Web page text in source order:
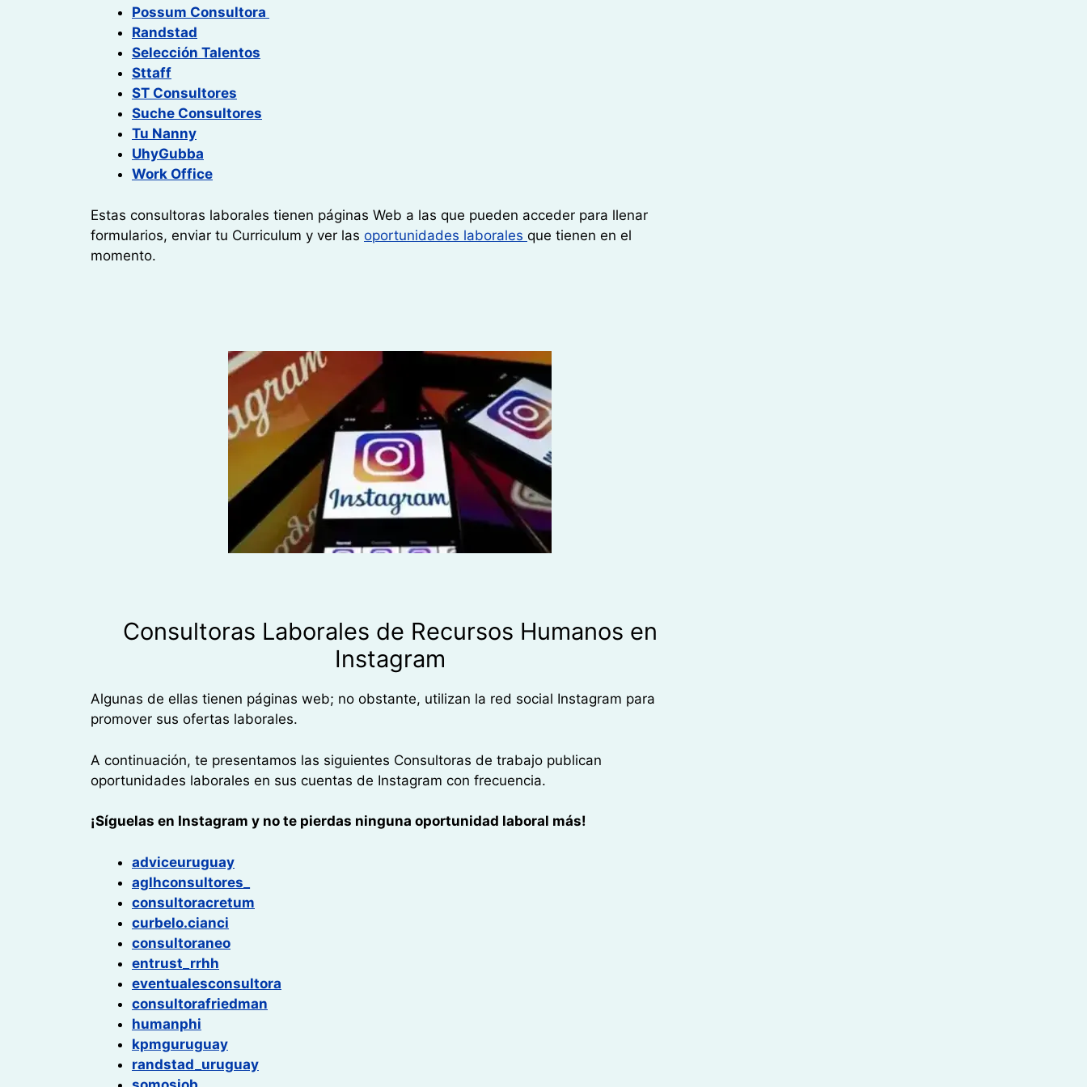
Possum Consultora
Randstad
Selección Talentos
Sttaff
ST Consultores
Suche Consultores
Tu Nanny
UhyGubba
Work Office
Estas consultoras laborales tienen páginas Web a las que pueden acceder para llenar
formularios, enviar tu Curriculum y ver las oportunidades laborales que tienen en el
momento.
Consultoras Laborales de Recursos Humanos en
Instagram
Algunas de ellas tienen páginas web; no obstante, utilizan la red social Instagram para
promover sus ofertas laborales.
A continuación, te presentamos las siguientes Consultoras de trabajo publican
oportunidades laborales en sus cuentas de Instagram con frecuencia.
¡Síguelas en Instagram y no te pierdas ninguna oportunidad laboral más!
adviceuruguay
aglhconsultores_
consultoracretum
curbelo.cianci
consultoraneo
entrust_rrhh
eventualesconsultora
consultorafriedman
humanphi
kpmguruguay
randstad_uruguay